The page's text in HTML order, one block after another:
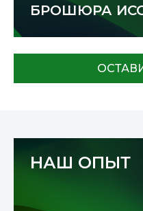
БРОШЮРА
НАШ ОПЫТ